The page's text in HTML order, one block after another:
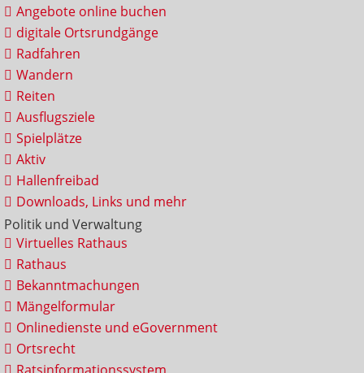
Angebote online buchen
digitale Ortsrundgänge
Radfahren
Wandern
Reiten
Ausflugsziele
Spielplätze
Aktiv
Hallenfreibad
Downloads, Links und mehr
Politik und Verwaltung
Virtuelles Rathaus
Rathaus
Bekanntmachungen
Mängelformular
Onlinedienste und eGovernment
Ortsrecht